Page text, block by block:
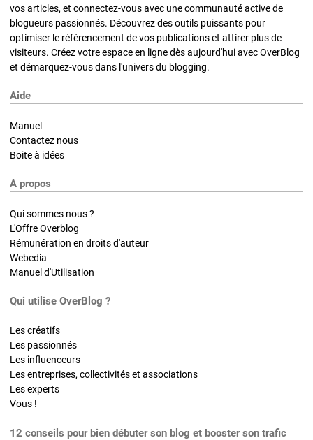
vos articles, et connectez-vous avec une communauté active de
blogueurs passionnés. Découvrez des outils puissants pour
optimiser le référencement de vos publications et attirer plus de
visiteurs. Créez votre espace en ligne dès aujourd'hui avec OverBlog
et démarquez-vous dans l'univers du blogging.
Aide
Manuel
Contactez nous
Boite à idées
A propos
Qui sommes nous ?
L'Offre Overblog
Rémunération en droits d'auteur
Webedia
Manuel d'Utilisation
Qui utilise OverBlog ?
Les créatifs
Les passionnés
Les influenceurs
Les entreprises, collectivités et associations
Les experts
Vous !
12 conseils pour bien débuter son blog et booster son trafic